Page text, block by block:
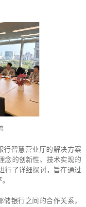
行智慧营业厅的解决方案
念的创新性、技术实现的
行了详细探讨，旨在通过
银行之间的合作关系，